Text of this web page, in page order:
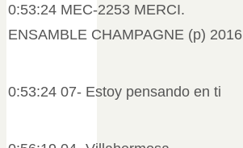
0:53:24 MEC-2253 MERCI.
ENSAMBLE CHAMPAGNE (p) 2016
0:53:24 07- Estoy pensando en ti